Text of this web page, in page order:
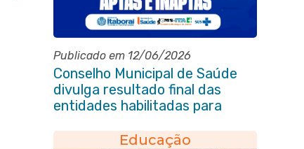
Publicado em 12/06/2026
Conselho Municipal de Saúde
divulga resultado final das
entidades habilitadas para
2030
Educação